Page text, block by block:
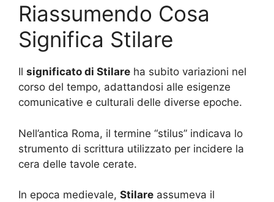
Riassumendo Cosa
Significa Stilare
Il significato di Stilare ha subito variazioni nel
corso del tempo, adattandosi alle esigenze
comunicative e culturali delle diverse epoche.
Nell’antica Roma, il termine “stilus” indicava lo
strumento di scrittura utilizzato per incidere la
cera delle tavole cerate.
In epoca medievale, Stilare assumeva il